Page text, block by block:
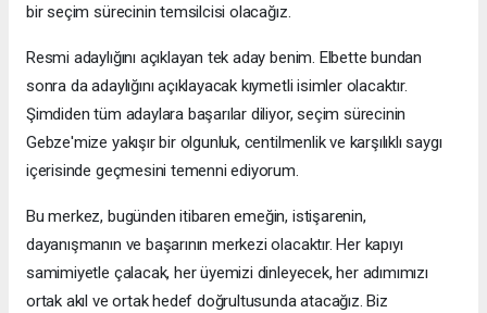
bir seçim sürecinin temsilcisi olacağız.
Resmi adaylığını açıklayan tek aday benim. Elbette bundan
sonra da adaylığını açıklayacak kıymetli isimler olacaktır.
Şimdiden tüm adaylara başarılar diliyor, seçim sürecinin
Gebze'mize yakışır bir olgunluk, centilmenlik ve karşılıklı saygı
içerisinde geçmesini temenni ediyorum.
Bu merkez, bugünden itibaren emeğin, istişarenin,
dayanışmanın ve başarının merkezi olacaktır. Her kapıyı
samimiyetle çalacak, her üyemizi dinleyecek, her adımımızı
ortak akıl ve ortak hedef doğrultusunda atacağız. Biz